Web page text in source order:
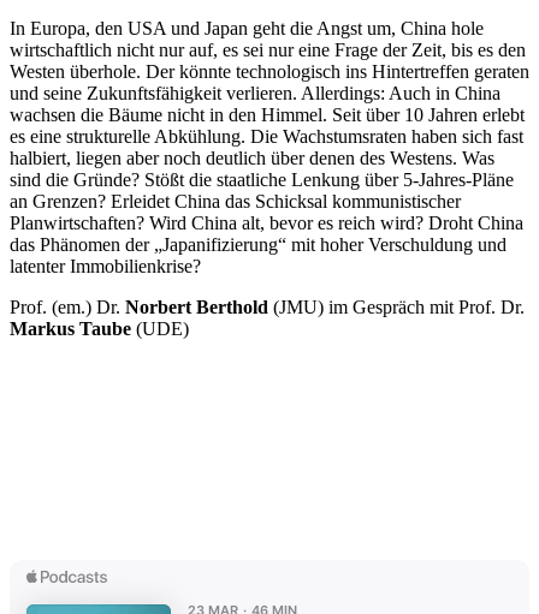
In Europa, den USA und Japan geht die Angst um, China hole
wirtschaftlich nicht nur auf, es sei nur eine Frage der Zeit, bis es den
Westen überhole. Der könnte technologisch ins Hintertreffen geraten
und seine Zukunftsfähigkeit verlieren. Allerdings: Auch in China
wachsen die Bäume nicht in den Himmel. Seit über 10 Jahren erlebt
es eine strukturelle Abkühlung. Die Wachstumsraten haben sich fast
halbiert, liegen aber noch deutlich über denen des Westens. Was
sind die Gründe? Stößt die staatliche Lenkung über 5-Jahres-Pläne
an Grenzen? Erleidet China das Schicksal kommunistischer
Planwirtschaften? Wird China alt, bevor es reich wird? Droht China
das Phänomen der „Japanifizierung“ mit hoher Verschuldung und
latenter Immobilienkrise?
Prof. (em.) Dr. Norbert Berthold (JMU) im Gespräch mit Prof. Dr.
Markus Taube (UDE)